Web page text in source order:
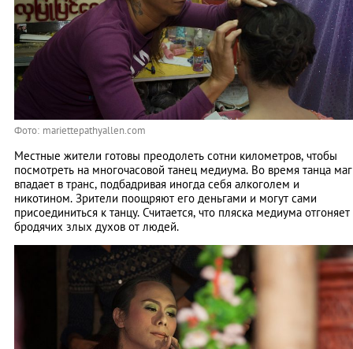
Фото: mariettepathyallen.com
Местные жители готовы преодолеть сотни километров, чтобы
посмотреть на многочасовой танец медиума. Во время танца маг
впадает в транс, подбадривая иногда себя алкоголем и
никотином. Зрители поощряют его деньгами и могут сами
присоединиться к танцу. Считается, что пляска медиума отгоняет
бродячих злых духов от людей.